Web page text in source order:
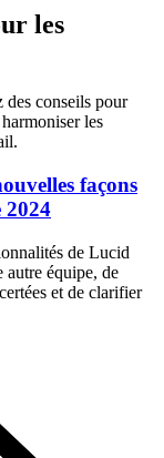
les
des conseils pour
les
façons
2024
de Lucid
autre équipe, de
et de clarifier